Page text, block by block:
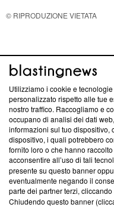
© RIPRODUZIONE VIETATA
Di tendenza oggi
L'oroscopo di domani
4 agosto 2026 e
classifica: 1ﾟLeone,
al settimo cielo
la
Utilizziamo i cookie e
personalizzato rispetto alle tue
nostro traffico. Raccogliamo e
occupano di analisi dei dati
informazioni sul tuo dispositivo,
dispositivo, i quali potrebbero
fornito loro o che hanno
acconsentire all’uso di tali
presente su questo banner
eventualmente negando il
parte dei partner terzi,
Chiudendo questo banner